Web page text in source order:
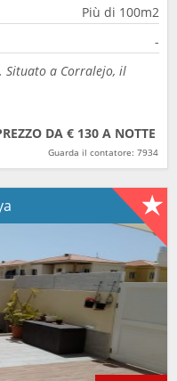
Più di 100m2
-
Situato a Corralejo, il
DA € 130 A NOTTE
Guarda il contatore: 7934